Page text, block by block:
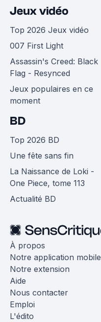
Jeux vidéo
Top 2026 Jeux vidéo
007 First Light
Assassin's Creed: Black
Flag - Resynced
Jeux populaires en ce
moment
BD
Top 2026 BD
Une fête sans fin
La Naissance de Loki -
One Piece, tome 113
Actualité BD
À propos
Notre application mobile
Notre extension
Aide
Nous contacter
Emploi
L'édito